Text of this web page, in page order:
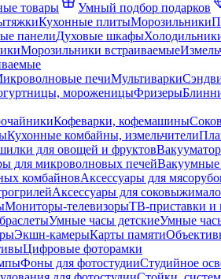
товары Умный подбор подарков
Кухонные плитыМорозильники
панелиДуховые шкафы
Морозильники встраиваемые
печиМультиварки
мороженицыФризеры
Кофеварки, кофемашины
Кухонные комбайны, измельчители
для овощей и фруктов
для микроволновых печейВакуумные
комбайновАксессуары для
Аксессуары для
Мониторы-телевизорыТВ-приставки и
Умные часы детскиеУмные
Экшн-камерыКарты памяти
Цифровые фоторамки
Фоны для фотостудииСтудийное